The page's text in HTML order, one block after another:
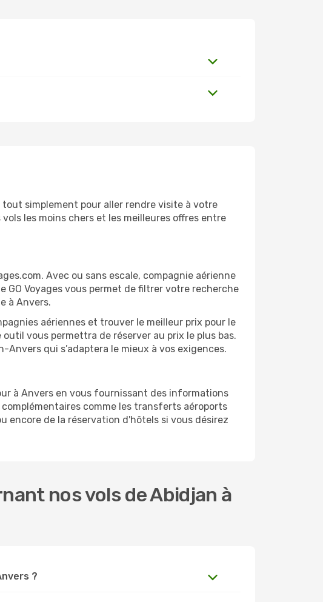
tout simplement pour aller rendre visite à votre
les moins chers et les meilleures offres entre
Avec ou sans escale, compagnie aérienne
Voyages vous permet de filtrer votre recherche
à Anvers.
aériennes et trouver le meilleur prix pour le
vous permettra de réserver au prix le plus bas.
qui s’adaptera le mieux à vos exigences.
à Anvers en vous fournissant des informations
comme les transferts aéroports
encore de la réservation d'hôtels si vous désirez
nos vols de Abidjan à
?